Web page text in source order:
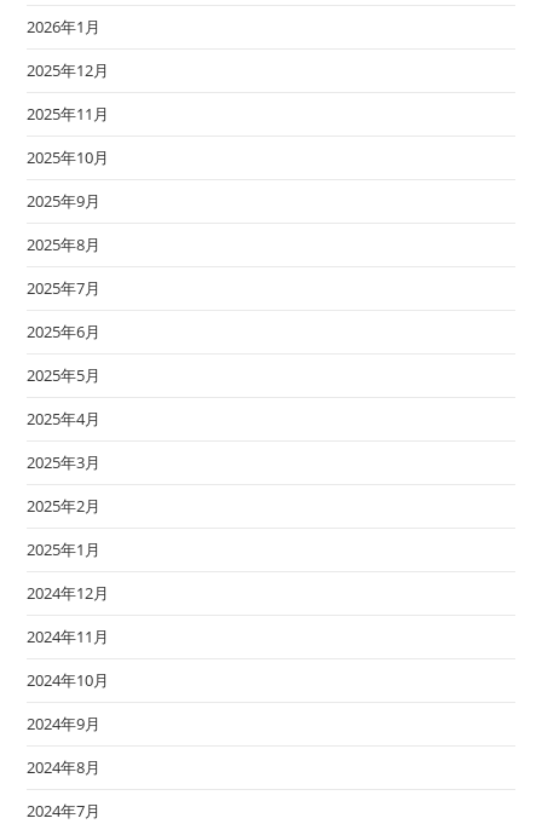
2026年1月
2025年12月
2025年11月
2025年10月
2025年9月
2025年8月
2025年7月
2025年6月
2025年5月
2025年4月
2025年3月
2025年2月
2025年1月
2024年12月
2024年11月
2024年10月
2024年9月
2024年8月
2024年7月